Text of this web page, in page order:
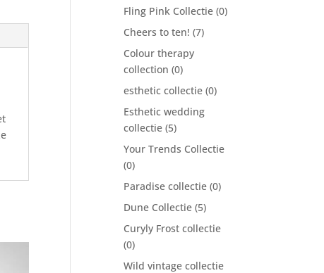
Fling Pink Collectie (0)
Cheers to ten! (7)
Colour therapy
collection (0)
esthetic collectie (0)
Esthetic wedding
collectie (5)
Your Trends Collectie
(0)
Paradise collectie (0)
Dune Collectie (5)
Curyly Frost collectie
(0)
Wild vintage collectie